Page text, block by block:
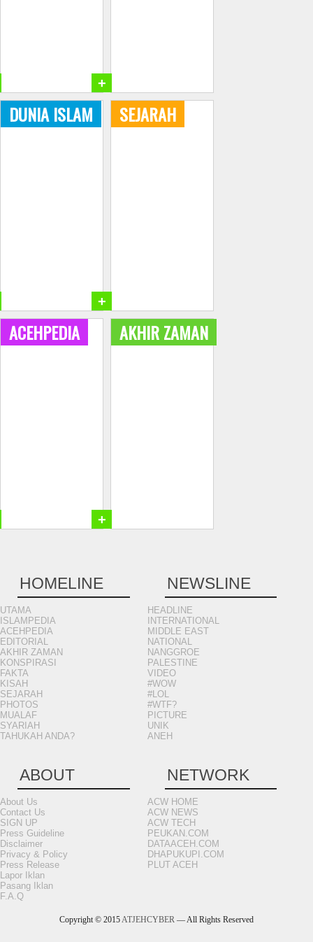
+
DUNIA ISLAM SEJARAH
+
ACEHPEDIA AKHIR ZAMAN
+
HOMELINE
UTAMA
ISLAMPEDIA
ACEHPEDIA
EDITORIAL
AKHIR ZAMAN
KONSPIRASI
FAKTA
KISAH
SEJARAH
PHOTOS
MUALAF
SYARIAH
TAHUKAH ANDA?
NEWSLINE
HEADLINE
INTERNATIONAL
MIDDLE EAST
NATIONAL
NANGGROE
PALESTINE
VIDEO
#WOW
#LOL
#WTF?
PICTURE
UNIK
ANEH
ABOUT
About Us
Contact Us
SIGN UP
Press Guideline
Disclaimer
Privacy & Policy
Press Release
Lapor Iklan
Pasang Iklan
F.A.Q
NETWORK
ACW HOME
ACW NEWS
ACW TECH
PEUKAN.COM
DATAACEH.COM
DHAPUKUPI.COM
PLUT ACEH
Copyright © 2015ATJEHCYBER — All Rights Reserved